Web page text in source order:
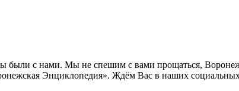
были с нами. Мы не спешим с вами прощаться,
Энциклопедия». Ждём Вас в наших социальных